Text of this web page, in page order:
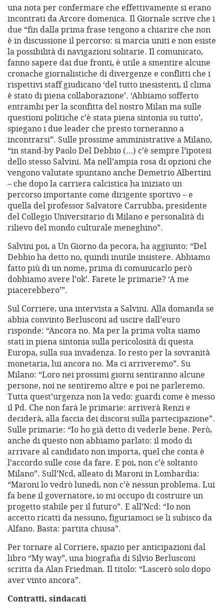
una nota per confermare che effettivamente si erano
incontrati da Arcore domenica. Il Giornale scrive che i
due “fin dalla prima frase tengono a chiarire che non
è in discussione il percorso: si marcia uniti e non esiste
la possibilità di navigazioni solitarie. Il comunicato,
fanno sapere dai due fronti, è utile a smentire alcune
cronache giornalistiche di divergenze e conflitti che i
rispettivi staff giudicano ‘del tutto inesistenti, il clima
è stato di piena collaborazione’. ‘Abbiamo sofferto
entrambi per la sconfitta del nostro Milan ma sulle
questioni politiche c’è stata piena sintonia su tutto’,
spiegano i due leader che presto torneranno a
incontrarsi”. Sulle prossime amministrative a Milano,
“in stand-by Paolo Del Debbio (…) c’è sempre l’ipotesi
dello stesso Salvini. Ma nell’ampia rosa di opzioni che
vengono valutate spuntano anche Demetrio Albertini
– che dopo la carriera calcistica ha iniziato un
percorso importante come dirigente sportivo – e
quella del professor Salvatore Carrubba, presidente
del Collegio Universitario di Milano e personalità di
rilievo del mondo culturale meneghino”.
Salvini poi, a Un Giorno da pecora, ha aggiunto: “Del
Debbio ha detto no, quindi inutile insistere. Abbiamo
fatto più di un nome, prima di comunicarlo però
dobbiamo avere l’ok’. Farete le primarie? ‘A me
piacerebbero’”.
Sul Corriere, una intervista a Salvini. Alla domanda se
abbia convinto Berlusconi ad uscire dall’euro
risponde: “Ancora no. Ma per la prima volta siamo
stati in piena sintonia sulla pericolosità di questa
Europa, sulla sua invadenza. Io resto per la sovranità
monetaria, lui ancora no. Ma ci arriveremo”. Su
Milano: “Loro nei prossimi giorni sentiranno alcune
persone, noi ne sentiremo altre e poi ne parleremo.
Tutta quest’urgenza non la vedo: guardi come è messo
il Pd. Che non farà le primarie: arriverà Renzi e
deciderà, alla faccia dei discorsi sulla partecipazione”.
Sulle primarie: “Io ho già detto di vederle bene. Però,
anche di questo non abbiamo parlato: il modo di
arrivare al candidato non importa, quel che conta è
l’accordo sulle cose da fare. E poi, non c’è soltanto
Milano”. Sull’Ncd, alleato di Maroni in Lombardia:
“Maroni lo vedrò lunedì, non c’è nessun problema. Lui
fa bene il governatore, io mi occupo di costruire un
progetto stabile per il futuro”. E all’Ncd: “Io non
accetto ricatti da nessuno, figuriamoci se li subisco da
Alfano. Basta: partita chiusa”.
Per tornare al Corriere, spazio per anticipazioni dal
libro “My way”, una biografia di Silvio Berlusconi
scritta da Alan Friedman. Il titolo: “Lascerò solo dopo
aver vinto ancora”.
Contratti, sindacati